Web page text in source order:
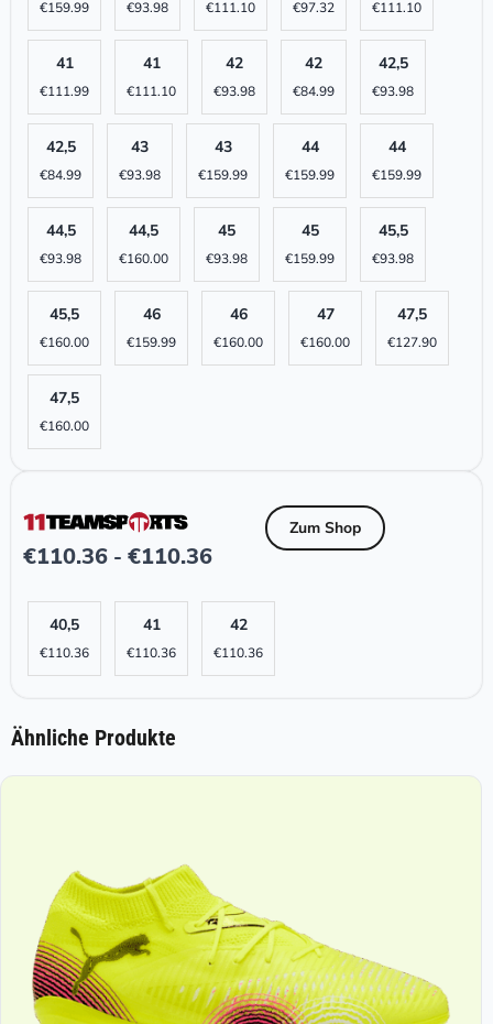
€159.99 €93.98 €111.10 €97.32 €111.10
41
€111.99
41
€111.10
42
€93.98
42
€84.99
42,5
€93.98
42,5
€84.99
43
€93.98
43
€159.99
44
€159.99
44
€159.99
44,5
€93.98
44,5
€160.00
45
€93.98
45
€159.99
45,5
€93.98
45,5
€160.00
46
€159.99
46
€160.00
47
€160.00
47,5
€127.90
47,5
€160.00
€110.36 - €110.36
Zum Shop
40,5
€110.36
41
€110.36
42
€110.36
Ähnliche Produkte